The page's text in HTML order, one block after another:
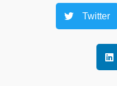
Twitter